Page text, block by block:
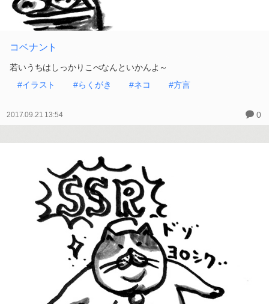
コベナント
若いうちはしっかりこべなんといかんよ～
#イラスト
#らくがき #ネコ #方言
2017.09.21 13:54 0